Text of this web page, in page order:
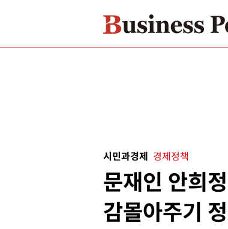
시민과경제 경제정책
문재인 안희
감몰아주기